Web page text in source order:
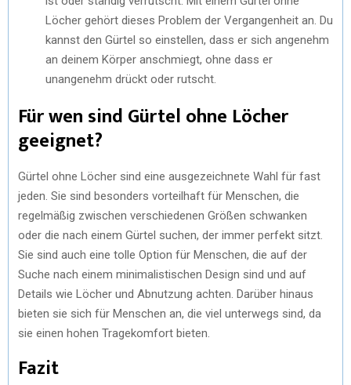
Löcher gehört dieses Problem der Vergangenheit an. Du
kannst den Gürtel so einstellen, dass er sich angenehm
an deinem Körper anschmiegt, ohne dass er
unangenehm drückt oder rutscht.
Für wen sind Gürtel ohne Löcher
geeignet?
Gürtel ohne Löcher sind eine ausgezeichnete Wahl für fast
jeden. Sie sind besonders vorteilhaft für Menschen, die
regelmäßig zwischen verschiedenen Größen schwanken
oder die nach einem Gürtel suchen, der immer perfekt sitzt.
Sie sind auch eine tolle Option für Menschen, die auf der
Suche nach einem minimalistischen Design sind und auf
Details wie Löcher und Abnutzung achten. Darüber hinaus
bieten sie sich für Menschen an, die viel unterwegs sind, da
sie einen hohen Tragekomfort bieten.
Fazit